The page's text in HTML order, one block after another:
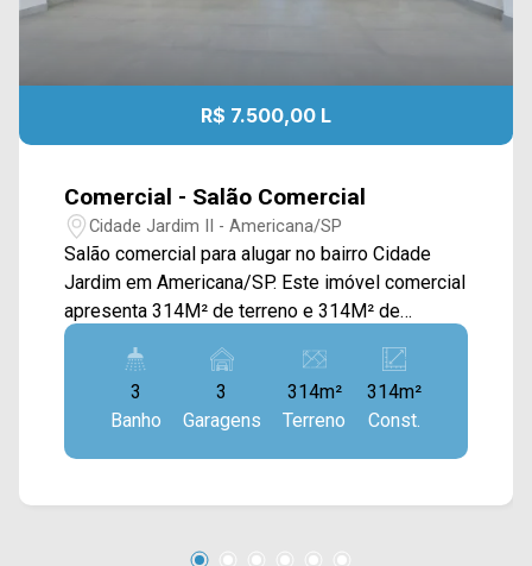
R$ 7.500,00 L
Comercial - Salão Comercial
Cidade Jardim II - Americana/SP
Salão comercial para alugar no bairro Cidade
Jardim em Americana/SP. Este imóvel comercial
apresenta 314M² de terreno e 314M² de
construção, com estrutura sólida e versátil, ideal
para empresas que buscam amplitude e
eficiência operacional. O salão principal conta
com pé-direito elevado, proporcionando
excelente ventilação e possibilidade de
mezanino que amplia a área útil e pode ser
3
Banho
3
Garagens
314m²
Terreno
314m²
Const.